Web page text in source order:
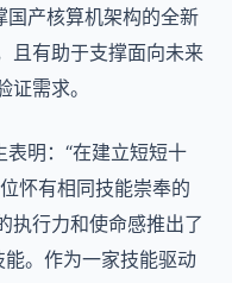
国产核算机架构的全新
且有助于支撑面向未来
需求。
明：“在建立短短十
怀有相同技能崇奉的
执行力和使命感推出了
。作为一家技能驱动